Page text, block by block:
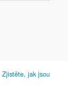
Zjistěte, jak jsou